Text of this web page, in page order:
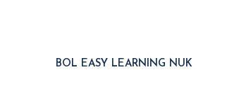
BOL EASY LEARNING NUK